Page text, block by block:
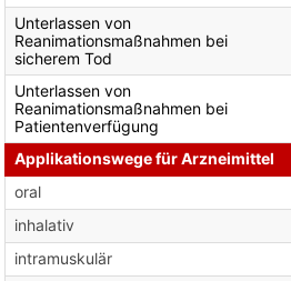
Unterlassen von
Reanimationsmaßnahmen bei
sicherem Tod
Unterlassen von
Reanimationsmaßnahmen bei
Patientenverfügung
Applikationswege für Arzneimittel
oral
inhalativ
intramuskulär